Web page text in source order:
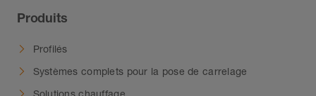
Produits
Profilés
Systèmes complets pour la pose de carrelage
Solutions chauffage